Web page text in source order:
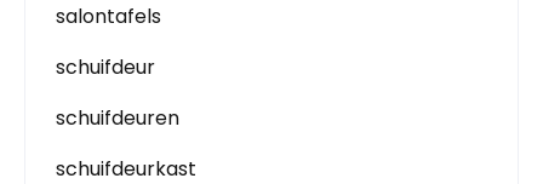
salontafels
schuifdeur
schuifdeuren
schuifdeurkast